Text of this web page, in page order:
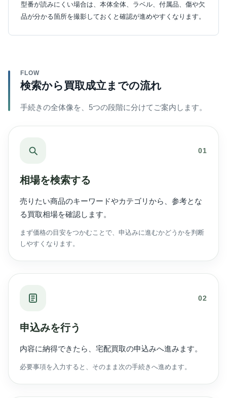
型番が読みにくい場合は、本体全体、ラベル、付属品、傷や欠
品が分かる箇所を撮影しておくと確認が進めやすくなります。
FLOW
検索から買取成立までの流れ
手続きの全体像を、5つの段階に分けてご案内します。
01
相場を検索する
売りたい商品のキーワードやカテゴリから、参考とな
る買取相場を確認します。
まず価格の目安をつかむことで、申込みに進むかどうかを判断
しやすくなります。
02
申込みを行う
内容に納得できたら、宅配買取の申込みへ進みます。
必要事項を入力すると、そのまま次の手続きへ進めます。